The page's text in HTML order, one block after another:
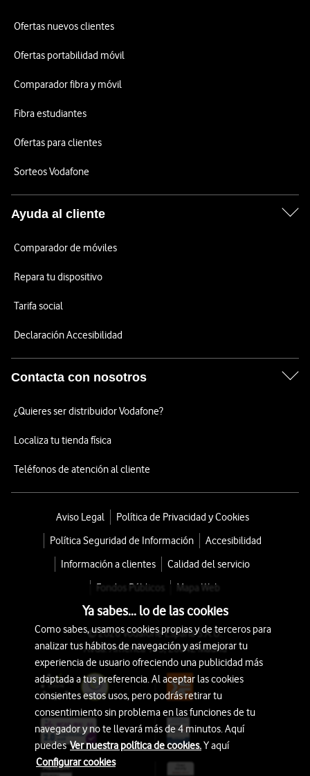
Ofertas nuevos clientes
Ofertas portabilidad móvil
Comparador fibra y móvil
Fibra estudiantes
Ofertas para clientes
Sorteos Vodafone
Ayuda al cliente
Comparador de móviles
Repara tu dispositivo
Tarifa social
Declaración Accesibilidad
Contacta con nosotros
¿Quieres ser distribuidor Vodafone?
Localiza tu tienda física
Teléfonos de atención al cliente
Aviso Legal
Política de Privacidad y Cookies
Política Seguridad de Información
Accesibilidad
Información a clientes
Calidad del servicio
Fondos Públicos
Mapa Web
© 2026 Vodafone España S.A.U.
Avda. América 115, 28042 Madrid
Ya sabes... lo de las cookies
Como sabes, usamos cookies propias y de terceros para
analizar tus hábitos de navegación y así mejorar tu
experiencia de usuario ofreciendo una publicidad más
adaptada a tus preferencia. Al aceptar las cookies
consientes estos usos, pero podrás retirar tu
consentimiento sin problema en las funciones de tu
navegador y no te llevará más de 4 minutos. Aquí
puedesVer nuestra política de cookies.Y aquí
Configurar cookies